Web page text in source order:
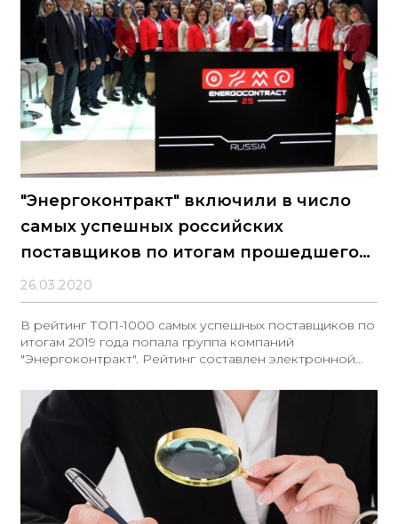
"Энергоконтракт" включили в число
самых успешных российских
поставщиков по итогам прошедшего
года
26.03.2020
В рейтинг ТОП-1000 самых успешных поставщиков по
итогам 2019 года попала группа компаний
"Энергоконтракт". Рейтинг составлен электронной
автоматизированного алгоритма, высчитывающего
наличие у компаний критериев эффективности
бизнеса.